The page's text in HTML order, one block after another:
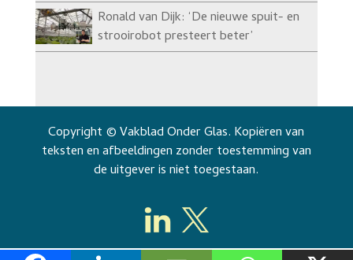
Ronald van Dijk: ‘De nieuwe spuit- en
strooirobot presteert beter’
Copyright © Vakblad Onder Glas. Kopiëren van
teksten en afbeeldingen zonder toestemming van
de uitgever is niet toegestaan.